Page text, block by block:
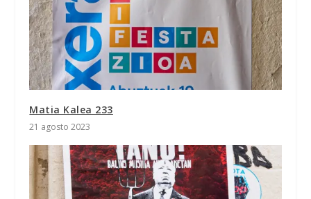
Matia Kalea 233
21 agosto 2023